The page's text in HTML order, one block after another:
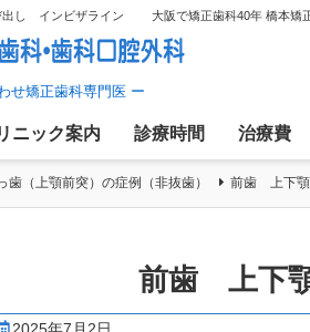
し インビザライン 大阪で矯正歯科40年 橋本矯
ニック案内 診療時間 治療費
歯（上顎前突）の症例（非抜歯） 前歯 上下
前歯 上下